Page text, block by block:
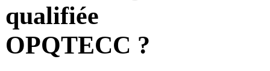
qualifiée
OPQTECC ?